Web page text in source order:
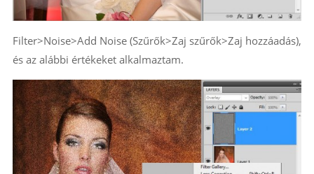
Filter>Noise>Add Noise (Szűrők>Zaj szűrők>Zaj hozzáadás),
és az alábbi értékeket alkalmaztam.